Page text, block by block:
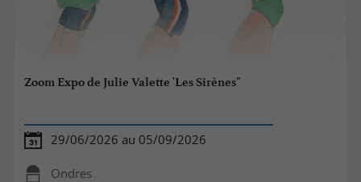
Zoom Expo de Julie Valette 'Les Sirènes"
29/06/2026 au 05/09/2026
Ondres